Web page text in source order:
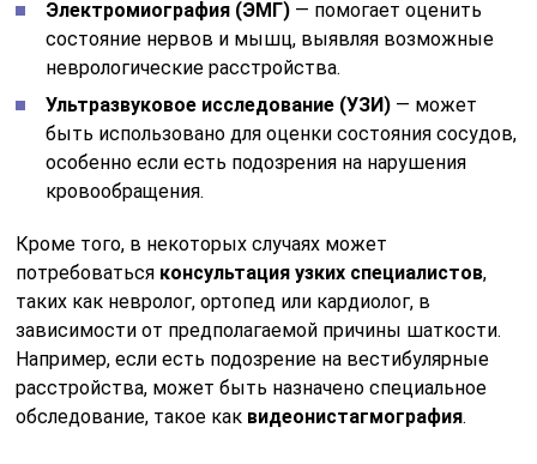
Электромиография (ЭМГ) — помогает оценить
состояние нервов и мышц, выявляя возможные
неврологические расстройства.
Ультразвуковое исследование (УЗИ) — может
быть использовано для оценки состояния сосудов,
особенно если есть подозрения на нарушения
кровообращения.
Кроме того, в некоторых случаях может
потребоваться консультация узких специалистов,
таких как невролог, ортопед или кардиолог, в
зависимости от предполагаемой причины шаткости.
Например, если есть подозрение на вестибулярные
расстройства, может быть назначено специальное
обследование, такое как видеонистагмография.